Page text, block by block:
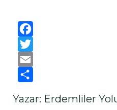
Facebook
Twitter
Email
Yazar: Erdemliler